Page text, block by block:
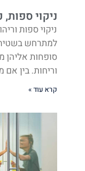
ניקוי ספות,
ניקוי ספות
למתרחש
סופחות אליהן
וריחות. בין
קרא עוד »